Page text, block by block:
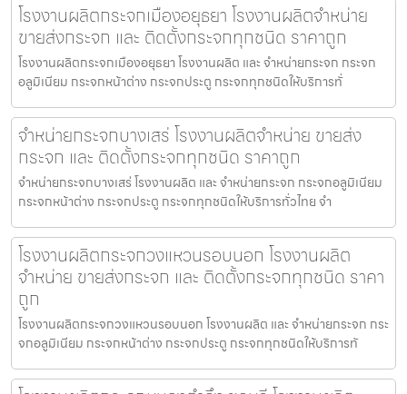
โรงงานผลิตกระจกเมืองอยุธยา โรงงานผลิตจำหน่าย
ขายส่งกระจก และ ติดตั้งกระจกทุกชนิด ราคาถูก
โรงงานผลิตกระจกเมืองอยุธยา โรงงานผลิต และ จำหน่ายกระจก กระจก
อลูมิเนียม กระจกหน้าต่าง กระจกประตู กระจกทุกชนิดให้บริการทั่
จำหน่ายกระจกบางเสร่ โรงงานผลิตจำหน่าย ขายส่ง
กระจก และ ติดตั้งกระจกทุกชนิด ราคาถูก
จำหน่ายกระจกบางเสร่ โรงงานผลิต และ จำหน่ายกระจก กระจกอลูมิเนียม
กระจกหน้าต่าง กระจกประตู กระจกทุกชนิดให้บริการทั่วไทย จำ
โรงงานผลิตกระจกวงแหวนรอบนอก โรงงานผลิต
จำหน่าย ขายส่งกระจก และ ติดตั้งกระจกทุกชนิด ราคา
ถูก
โรงงานผลิตกระจกวงแหวนรอบนอก โรงงานผลิต และ จำหน่ายกระจก กระ
จกอลูมิเนียม กระจกหน้าต่าง กระจกประตู กระจกทุกชนิดให้บริการทั